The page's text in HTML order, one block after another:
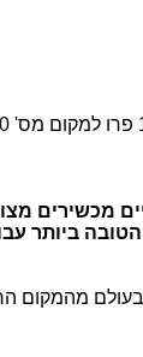
מרץ 2019, כאשר בפסגה מצויים
ביותר
מהמקום